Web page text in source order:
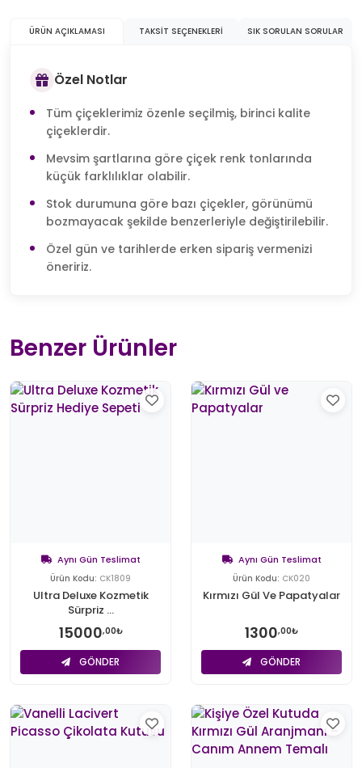
ÜRÜN AÇIKLAMASI TAKSIT SEÇENEKLERI SIK SORULAN SORULAR
Özel Notlar
Tüm çiçeklerimiz özenle seçilmiş, birinci kalite
çiçeklerdir.
Mevsim şartlarına göre çiçek renk tonlarında
küçük farklılıklar olabilir.
Stok durumuna göre bazı çiçekler, görünümü
bozmayacak şekilde benzerleriyle değiştirilebilir.
Özel gün ve tarihlerde erken sipariş vermenizi
öneririz.
Benzer Ürünler
Aynı Gün Teslimat
Ürün Kodu: CK1809
Ultra Deluxe Kozmetik
Sürpriz ...
15000,00₺
GÖNDER
Aynı Gün Teslimat
Ürün Kodu: CK020
Kırmızı Gül Ve Papatyalar
1300,00₺
GÖNDER